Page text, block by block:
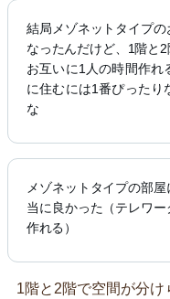
結局メゾネットタイプ
なったんだけど、1階と
お互いに1人の時間作れ
に住むには1番ぴったり
な
メゾネットタイプの部
当に良かった（テレワ
作れる）
1階と2階で空間が分